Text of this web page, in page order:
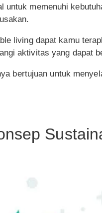
untuk memenuhi
living dapat kamu
aktivitas yang dapat
bertujuan untuk